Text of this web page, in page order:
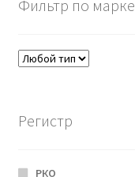
Фильтр по марке
Регистр
РКО